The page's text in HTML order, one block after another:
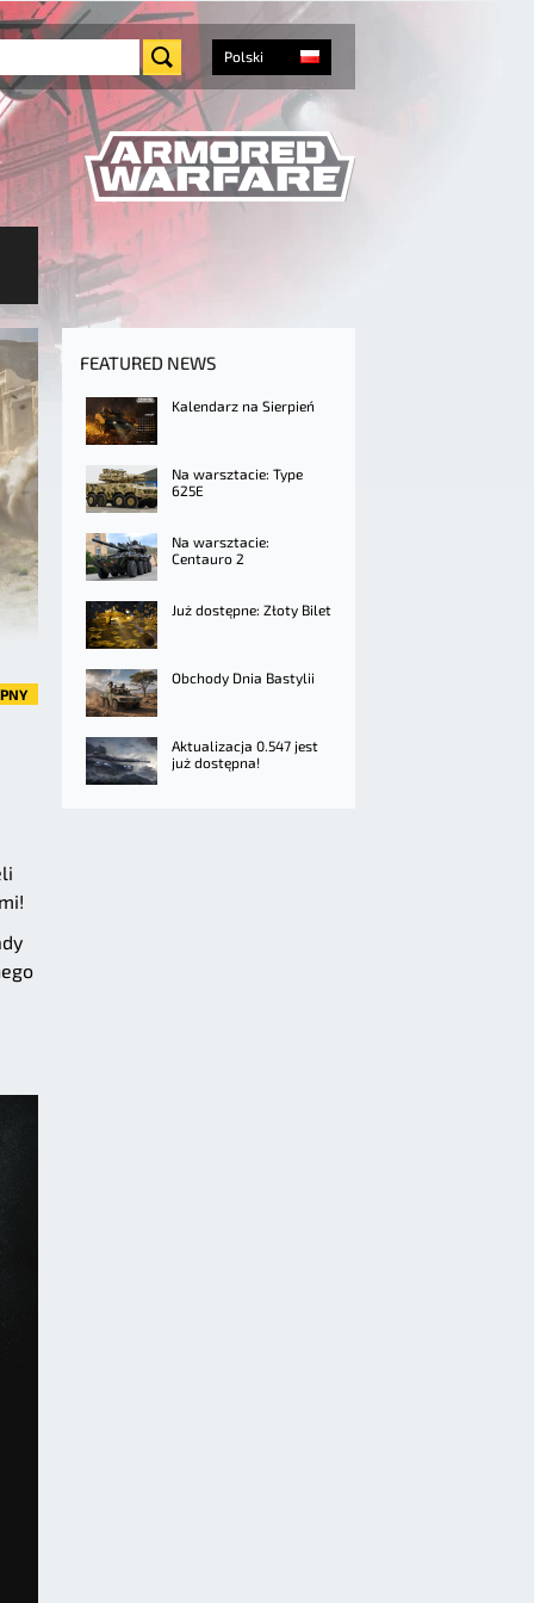
Polski
FEATURED NEWS
Kalendarz na Sierpień
Na warsztacie: Type
625E
Na warsztacie:
Centauro 2
Już dostępne: Złoty Bilet
Obchody Dnia Bastylii
Aktualizacja 0.547 jest
już dostępna!